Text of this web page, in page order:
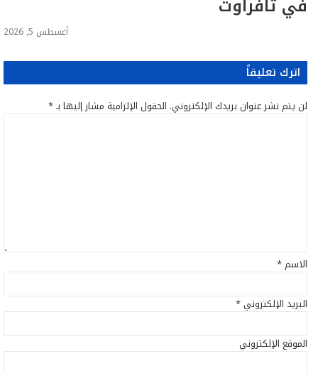
في تافراوت
أغسطس 5, 2026
اترك تعليقاً
لن يتم نشر عنوان بريدك الإلكتروني. الحقول الإلزامية مشار إليها بـ*
الاسم*
البريد الإلكتروني*
الموقع الإلكتروني